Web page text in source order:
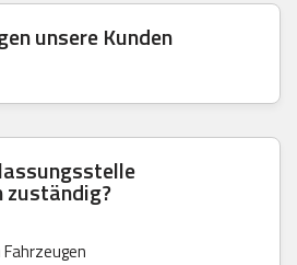
unsere Kunden
zuständig?